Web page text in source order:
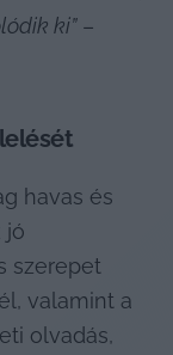
ki” –
havas és
jó
szerepet
valamint a
olvadás,